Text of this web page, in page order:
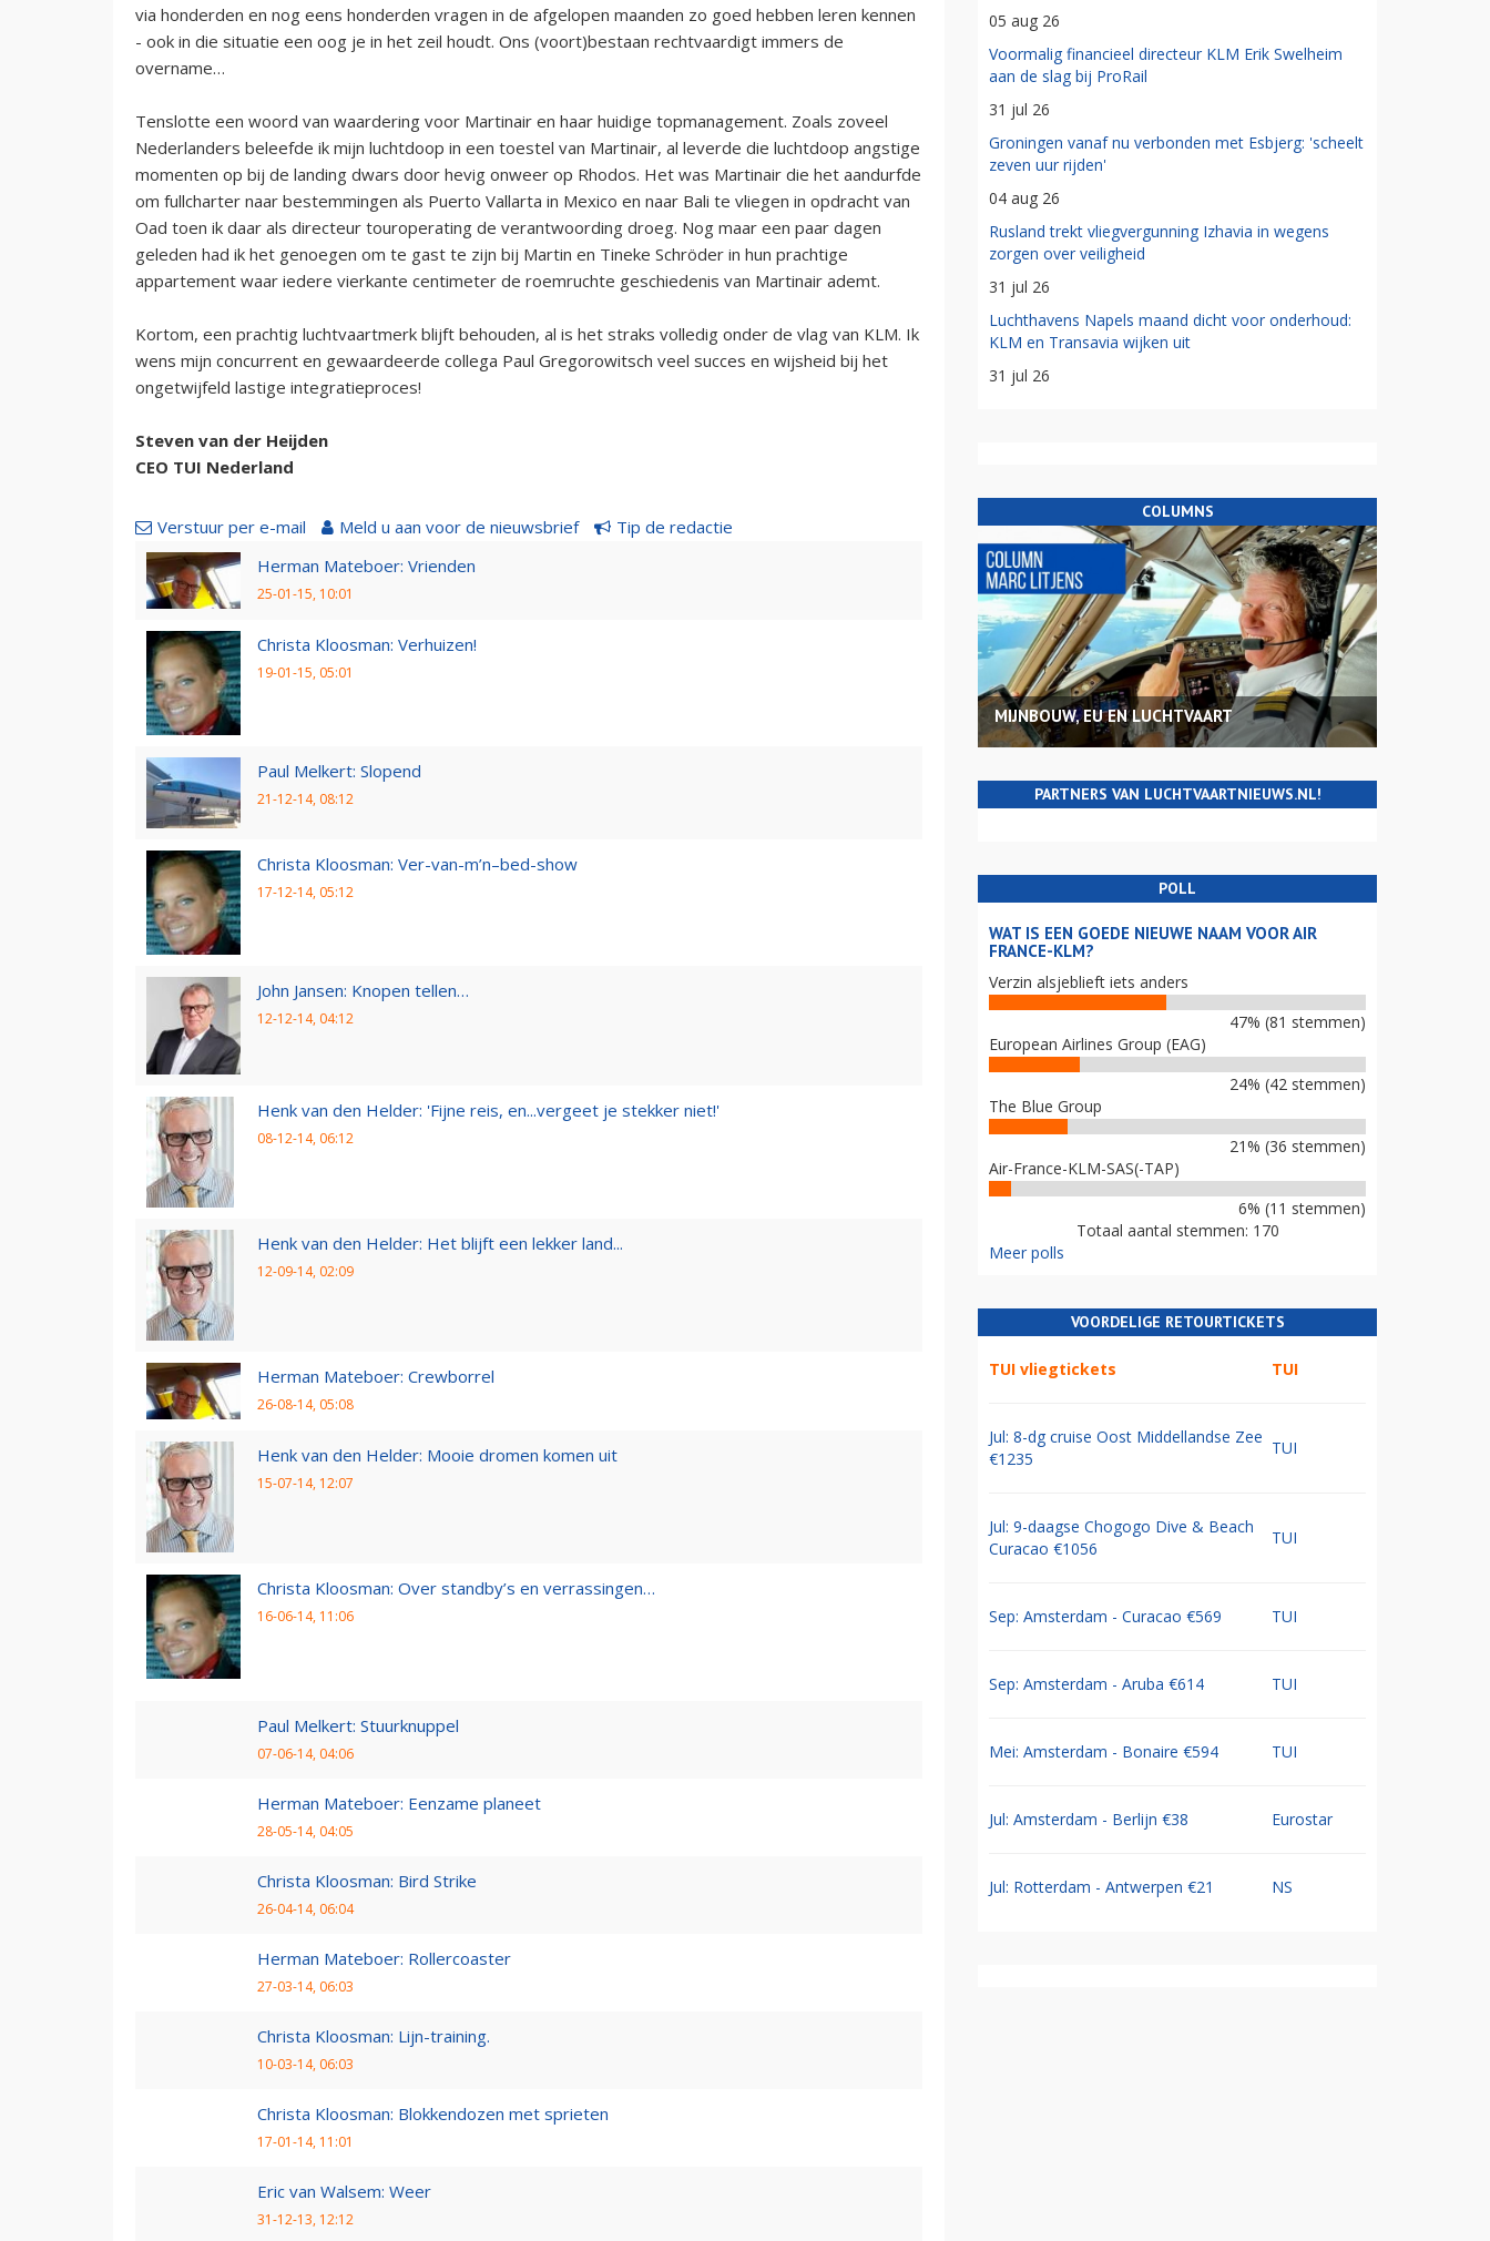
via honderden en nog eens honderden vragen in de afgelopen maanden zo goed hebben leren kennen
- ook in die situatie een oog je in het zeil houdt. Ons (voort)bestaan rechtvaardigt immers de
overname…
Tenslotte een woord van waardering voor Martinair en haar huidige topmanagement. Zoals zoveel
Nederlanders beleefde ik mijn luchtdoop in een toestel van Martinair, al leverde die luchtdoop angstige
momenten op bij de landing dwars door hevig onweer op Rhodos. Het was Martinair die het aandurfde
om fullcharter naar bestemmingen als Puerto Vallarta in Mexico en naar Bali te vliegen in opdracht van
Oad toen ik daar als directeur touroperating de verantwoording droeg. Nog maar een paar dagen
geleden had ik het genoegen om te gast te zijn bij Martin en Tineke Schröder in hun prachtige
appartement waar iedere vierkante centimeter de roemruchte geschiedenis van Martinair ademt.
Kortom, een prachtig luchtvaartmerk blijft behouden, al is het straks volledig onder de vlag van KLM. Ik
wens mijn concurrent en gewaardeerde collega Paul Gregorowitsch veel succes en wijsheid bij het
ongetwijfeld lastige integratieproces!
Steven van der Heijden
CEO TUI Nederland
Verstuur per e-mail Meld u aan voor de nieuwsbrief
Tip de redactie
Herman Mateboer: Vrienden
25-01-15, 10:01
Christa Kloosman: Verhuizen!
19-01-15, 05:01
Paul Melkert: Slopend
21-12-14, 08:12
Christa Kloosman: Ver-van-m’n–bed-show
17-12-14, 05:12
John Jansen: Knopen tellen…
12-12-14, 04:12
Henk van den Helder: 'Fijne reis, en...vergeet je stekker niet!'
08-12-14, 06:12
Henk van den Helder: Het blijft een lekker land...
12-09-14, 02:09
Herman Mateboer: Crewborrel
26-08-14, 05:08
Henk van den Helder: Mooie dromen komen uit
15-07-14, 12:07
Christa Kloosman: Over standby’s en verrassingen…
16-06-14, 11:06
Paul Melkert: Stuurknuppel
07-06-14, 04:06
Herman Mateboer: Eenzame planeet
28-05-14, 04:05
Christa Kloosman: Bird Strike
26-04-14, 06:04
Herman Mateboer: Rollercoaster
27-03-14, 06:03
Christa Kloosman: Lijn-training.
10-03-14, 06:03
Christa Kloosman: Blokkendozen met sprieten
17-01-14, 11:01
Eric van Walsem: Weer
31-12-13, 12:12
05 aug 26
Voormalig financieel directeur KLM Erik Swelheim
aan de slag bij ProRail
31 jul 26
Groningen vanaf nu verbonden met Esbjerg: 'scheelt
zeven uur rijden'
04 aug 26
Rusland trekt vliegvergunning Izhavia in wegens
zorgen over veiligheid
31 jul 26
Luchthavens Napels maand dicht voor onderhoud:
KLM en Transavia wijken uit
31 jul 26
COLUMNS
MIJNBOUW, EU EN LUCHTVAART
PARTNERS VAN LUCHTVAARTNIEUWS.NL!
POLL
WAT IS EEN GOEDE NIEUWE NAAM VOOR AIR
FRANCE-KLM?
Verzin alsjeblieft iets anders
47% (81 stemmen)
European Airlines Group (EAG)
24% (42 stemmen)
The Blue Group
21% (36 stemmen)
Air-France-KLM-SAS(-TAP)
6% (11 stemmen)
Totaal aantal stemmen: 170
Meer polls
VOORDELIGE RETOURTICKETS
TUI vliegtickets TUI
Jul: 8-dg cruise Oost Middellandse Zee
€1235
TUI
Jul: 9-daagse Chogogo Dive & Beach
Curacao €1056
TUI
Sep: Amsterdam - Curacao €569 TUI
Sep: Amsterdam - Aruba €614 TUI
Mei: Amsterdam - Bonaire €594 TUI
Jul: Amsterdam - Berlijn €38 Eurostar
Jul: Rotterdam - Antwerpen €21 NS